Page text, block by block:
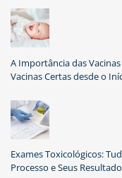
A Importância das
Vacinas Certas desde o
Exames Toxicológicos:
Processo e Seus